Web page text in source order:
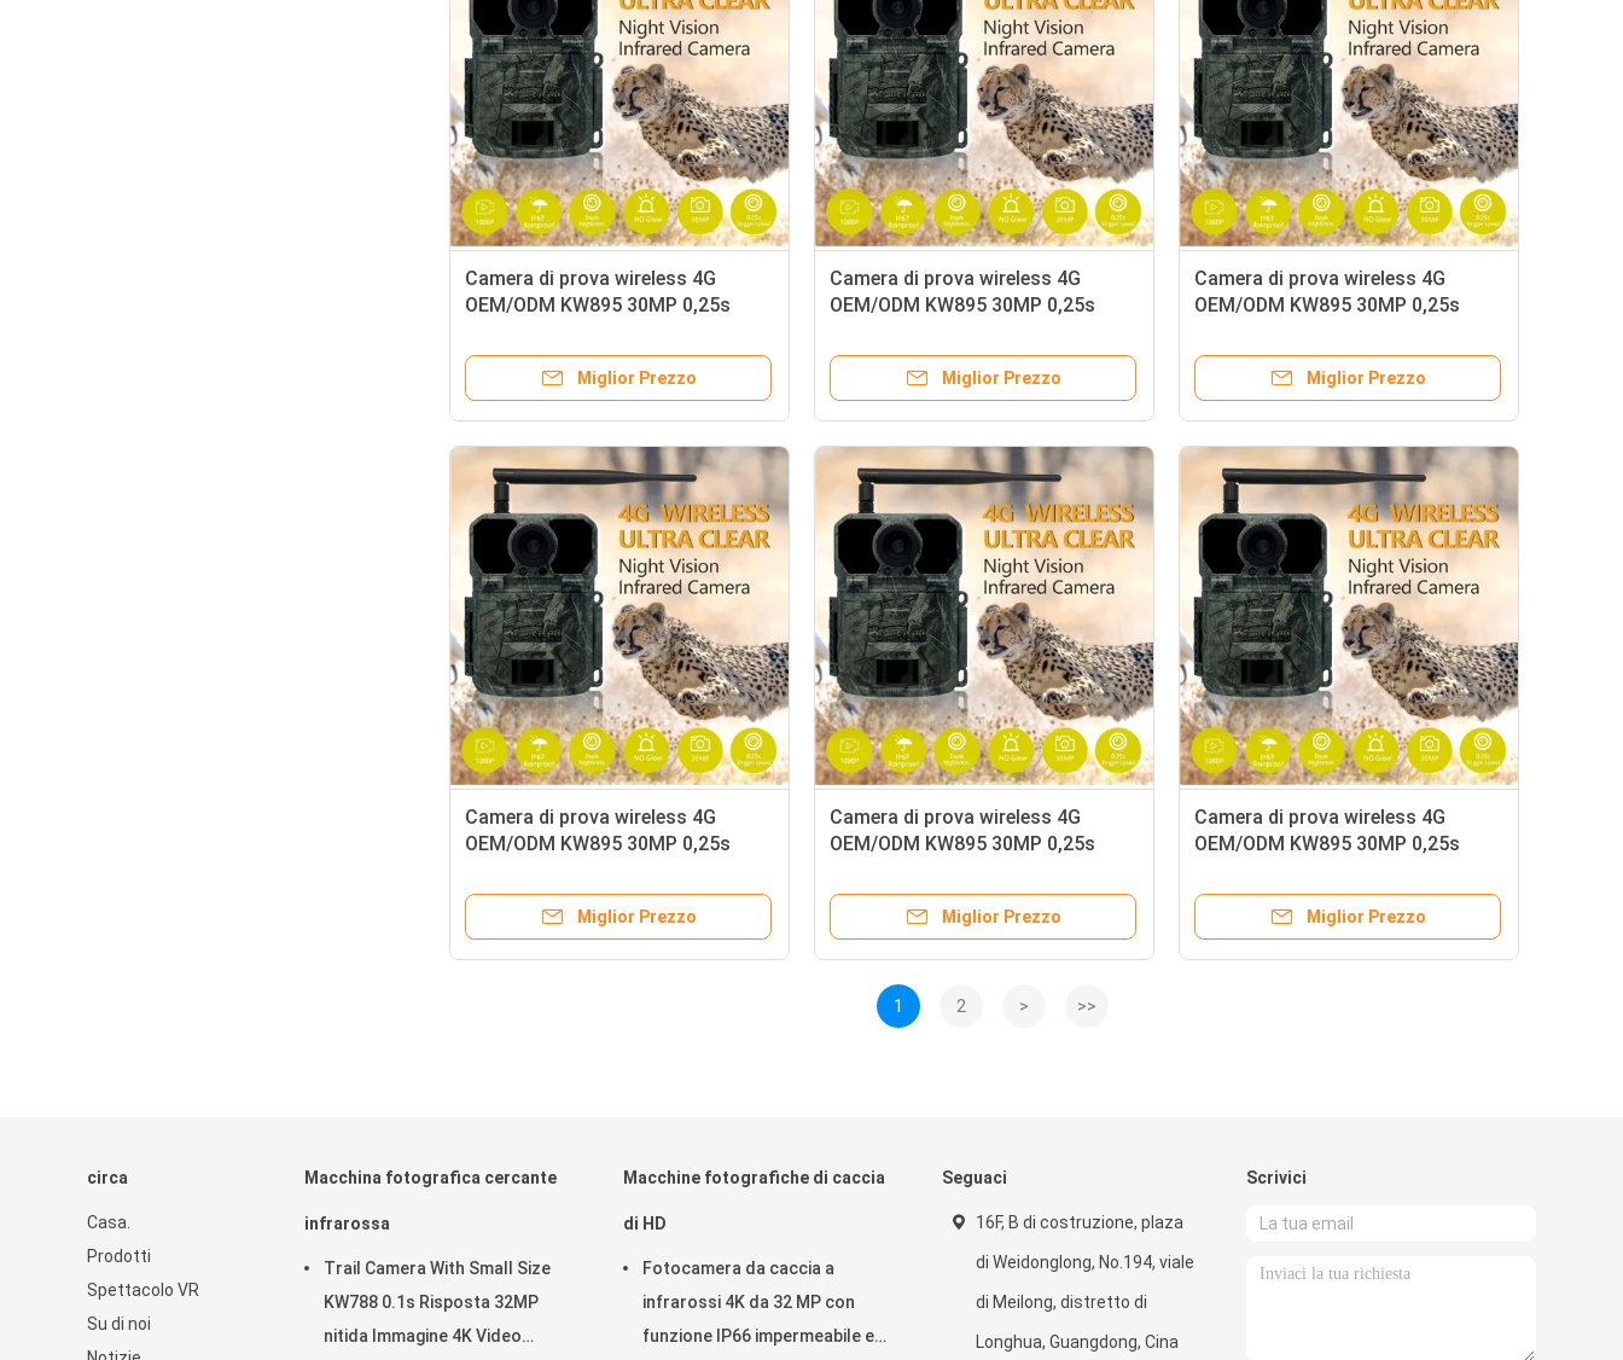
Camera di prova wireless 4G
OEM/ODM KW895 30MP 0,25s
scheda SIM IP67
Miglior Prezzo
Camera di prova wireless 4G
OEM/ODM KW895 30MP 0,25s
scheda SIM IP67
Miglior Prezzo
Camera di prova wireless 4G
OEM/ODM KW895 30MP 0,25s
scheda SIM IP67
Miglior Prezzo
Camera di prova wireless 4G
OEM/ODM KW895 30MP 0,25s
scheda SIM IP67
Miglior Prezzo
Camera di prova wireless 4G
OEM/ODM KW895 30MP 0,25s
scheda SIM IP67
Miglior Prezzo
Camera di prova wireless 4G
OEM/ODM KW895 30MP 0,25s
scheda SIM IP67
Miglior Prezzo
1 2 > >>
circa
Casa.
Prodotti
Spettacolo VR
Su di noi
Macchina fotografica cercante
infrarossa
Trail Camera With Small Size
KW788 0.1s Risposta 32MP
nitida Immagine 4K Video
Macchine fotografiche di caccia
di HD
Fotocamera da caccia a
infrarossi 4K da 32 MP con
funzione IP66 impermeabile e
Seguaci
16F, B di costruzione, plaza
di Weidonglong, No.194, viale
di Meilong, distretto di
Longhua, Guangdong, Cina
Scrivici